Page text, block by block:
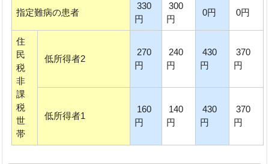
指定難病の患者
330
円
300
円
0円 0円
住
民
税
非
課
税
世
帯
低所得者2
270
円
240
円
430
円
370
円
低所得者1
160
円
140
円
430
円
370
円